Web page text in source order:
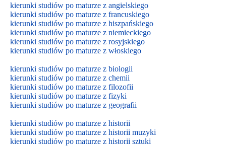
kierunki studiów po maturze z angielskiego
kierunki studiów po maturze z francuskiego
kierunki studiów po maturze z hiszpańskiego
kierunki studiów po maturze z niemieckiego
kierunki studiów po maturze z rosyjskiego
kierunki studiów po maturze z włoskiego
kierunki studiów po maturze z biologii
kierunki studiów po maturze z chemii
kierunki studiów po maturze z filozofii
kierunki studiów po maturze z fizyki
kierunki studiów po maturze z geografii
kierunki studiów po maturze z historii
kierunki studiów po maturze z historii muzyki
kierunki studiów po maturze z historii sztuki